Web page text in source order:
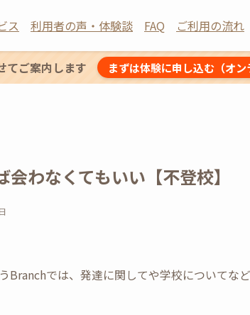
ス 利用者の声・体験談 FAQ ご利用の流れ
てご案内します まずは体験に申し込む（オン
わなくてもいい【不登校】
Branchでは、発達に関してや学校についてな